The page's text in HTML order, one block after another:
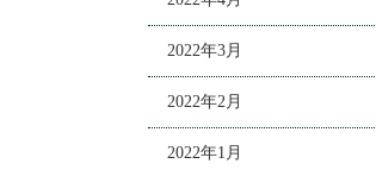
2022年3月
2022年2月
2022年1月